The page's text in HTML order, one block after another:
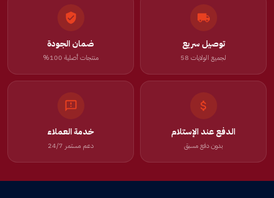
توصيل سريع
لجميع الولايات 58
ضمان الجودة
منتجات أصلية 100%
الدفع عند الإستلام
بدون دفع مسبق
خدمة العملاء
دعم مستمر 24/7